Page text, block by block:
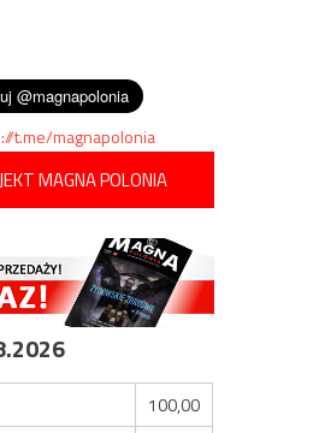
t.me/magnapolonia
MAGNA POLONIA
100,00